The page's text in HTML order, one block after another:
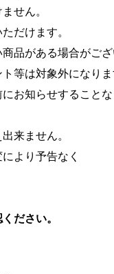
せん。
だけます。
品がある場合がござ
等は対象外になりま
お知らせすることな
来ません。
より予告なく
ださい。